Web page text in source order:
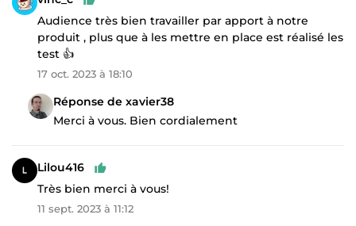
Audience très bien travailler par apport à notre
produit , plus que à les mettre en place est réalisé les
test 👍
17 oct. 2023 à 18:10
Réponse de xavier38
Merci à vous. Bien cordialement
Lilou416
Très bien merci à vous!
11 sept. 2023 à 11:12